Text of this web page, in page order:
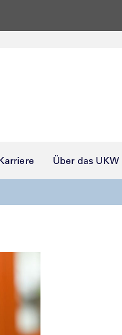
Über das UKW